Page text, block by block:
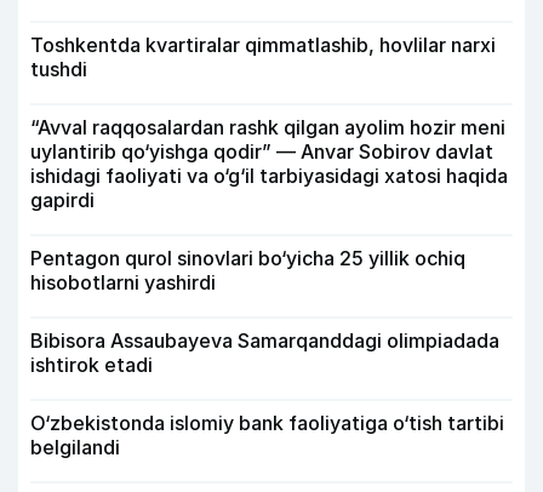
Toshkentda kvartiralar qimmatlashib, hovlilar narxi
tushdi
“Avval raqqosalardan rashk qilgan ayolim hozir meni
uylantirib qo‘yishga qodir” — Anvar Sobirov davlat
ishidagi faoliyati va o‘g‘il tarbiyasidagi xatosi haqida
gapirdi
Pentagon qurol sinovlari bo‘yicha 25 yillik ochiq
hisobotlarni yashirdi
Bibisora Assaubayeva Samarqanddagi olimpiadada
ishtirok etadi
O‘zbekistonda islomiy bank faoliyatiga o‘tish tartibi
belgilandi